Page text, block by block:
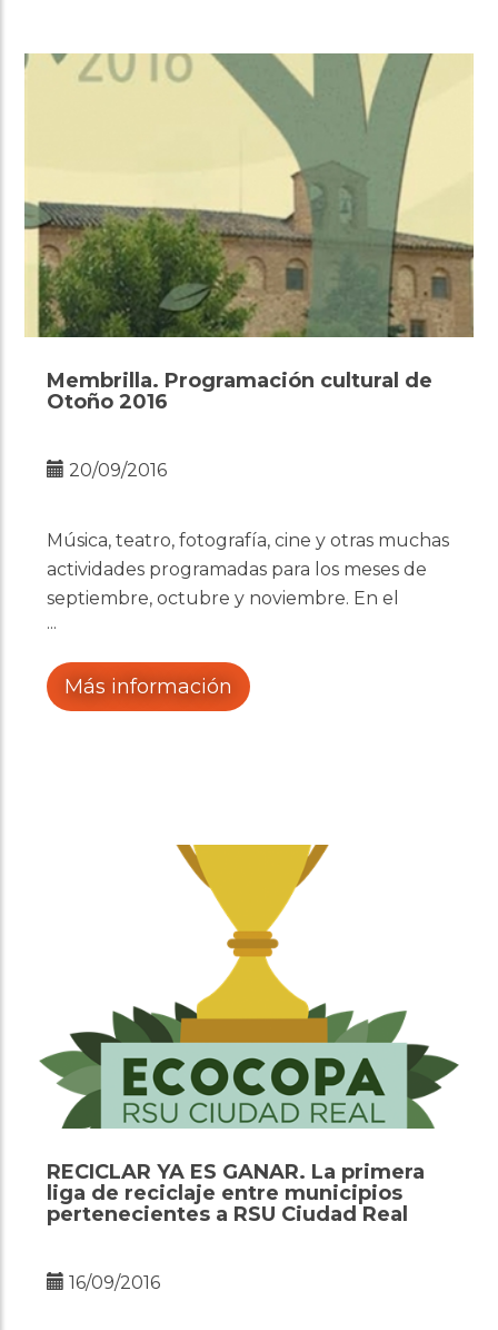
Membrilla. Programación cultural de
Otoño 2016
20/09/2016
Música, teatro, fotografía, cine y otras muchas
actividades programadas para los meses de
septiembre, octubre y noviembre. En el
enlace adjunto puedes acceder al pdf con
Más información
RECICLAR YA ES GANAR. La primera
liga de reciclaje entre municipios
pertenecientes a RSU Ciudad Real
16/09/2016